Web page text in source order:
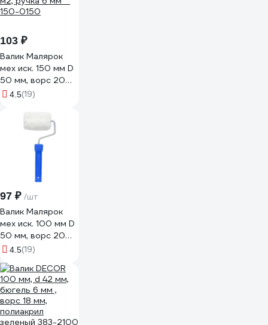
ручка 8 мм "" 515-
0108
103 ₽
Валик Малярок
мех иск. 150 мм D
50 мм, ворс 20
мм, плот. 400 гр/
150-0150
4.5(19)
97 ₽ /шт
Валик Малярок
мех иск. 100 мм D
50 мм, ворс 20
мм, плот. 400 гр/
150-0100
4.5(19)